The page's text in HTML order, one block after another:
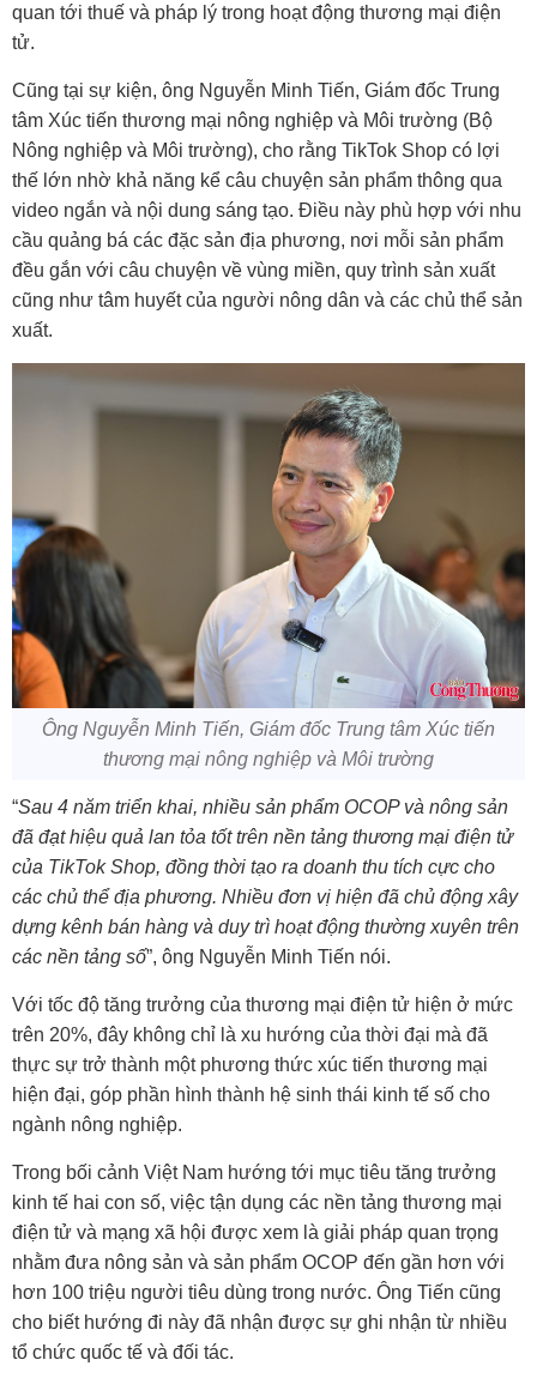
quan tới thuế và pháp lý trong hoạt động thương mại điện
tử.
Cũng tại sự kiện, ông Nguyễn Minh Tiến, Giám đốc Trung
tâm Xúc tiến thương mại nông nghiệp và Môi trường (Bộ
Nông nghiệp và Môi trường), cho rằng TikTok Shop có lợi
thế lớn nhờ khả năng kể câu chuyện sản phẩm thông qua
video ngắn và nội dung sáng tạo. Điều này phù hợp với nhu
cầu quảng bá các đặc sản địa phương, nơi mỗi sản phẩm
đều gắn với câu chuyện về vùng miền, quy trình sản xuất
cũng như tâm huyết của người nông dân và các chủ thể sản
xuất.
Ông Nguyễn Minh Tiến, Giám đốc Trung tâm Xúc tiến
thương mại nông nghiệp và Môi trường
“Sau 4 năm triển khai, nhiều sản phẩm OCOPvà nông sản
đã đạt hiệu quả lan tỏa tốt trên nền tảng thương mại điện tử
của TikTok Shop, đồng thời tạo ra doanh thu tích cực cho
các chủ thể địa phương. Nhiều đơn vị hiện đã chủ động xây
dựng kênh bán hàng và duy trì hoạt động thường xuyên trên
các nền tảng số”, ông Nguyễn Minh Tiến nói.
Với tốc độ tăng trưởng của thương mại điện tử hiện ở mức
trên 20%, đây không chỉ là xu hướng của thời đại mà đã
thực sự trở thành một phương thức xúc tiến thương mại
hiện đại, góp phần hình thành hệ sinh thái kinh tế số cho
ngành nông nghiệp.
Trong bối cảnh Việt Nam hướng tới mục tiêu tăng trưởng
kinh tế hai con số, việc tận dụng các nền tảng thương mại
điện tử và mạng xã hội được xem là giải pháp quan trọng
nhằm đưa nông sản và sản phẩm OCOP đến gần hơn với
hơn 100 triệu người tiêu dùng trong nước. Ông Tiến cũng
cho biết hướng đi này đã nhận được sự ghi nhận từ nhiều
tổ chức quốc tế và đối tác.